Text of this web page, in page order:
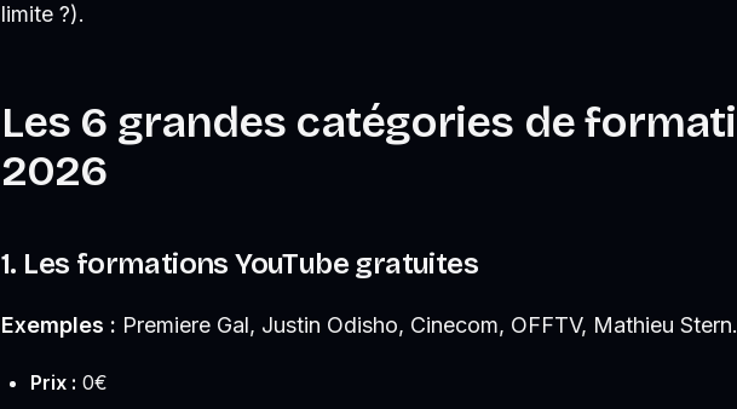
limite ?).
Les 6 grandes catégories de
2026
1. Les formations YouTube gratuites
Exemples : Premiere Gal, Justin Odisho, Cinecom, OFFTV, Mathieu Stern.
Prix : 0€